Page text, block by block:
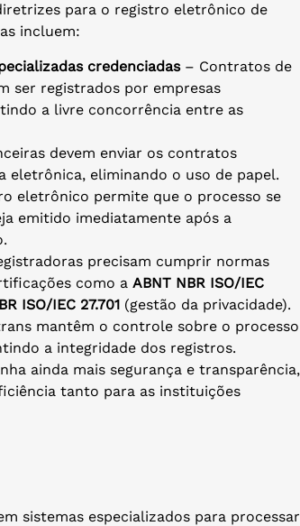
para o registro eletrônico de
incluem:
credenciadas– Contratos de
ser registrados por empresas
a livre concorrência entre as
devem enviar os contratos
eletrônica, eliminando o uso de papel.
eletrônico permite que o processo se
emitido imediatamente após a
precisam cumprir normas
como a ABNT NBR ISO/IEC
ISO/IEC 27.701 (gestão da privacidade).
mantêm o controle sobre o processo
a integridade dos registros.
ainda mais segurança e transparência,
tanto para as instituições
sistemas especializados para processar